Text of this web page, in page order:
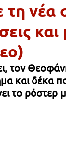
& ΤΕΧΝΟΛΟΓΙΑ
ΕΡΓΑ &
τη νέα
και
τον
και δέκα
το ρόστερ